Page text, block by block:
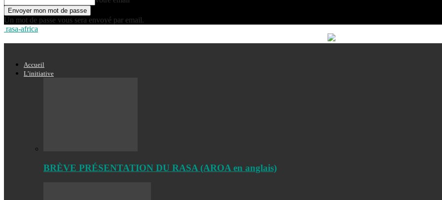
Un mot de passe vous sera envoyé par email.
rasa-africa
Accueil
L’initiative
BRÈVE PRÉSENTATION DU RASA (AROA en anglais)